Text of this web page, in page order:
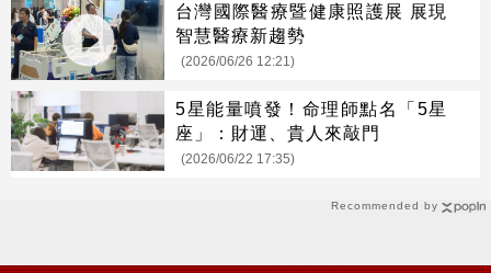
Recommended by
台灣國際醫療暨健康照護展 展現
智慧醫療新趨勢
(2026/06/26 12:21)
5星能量噴發！命理師點名「5星
座」：財運、貴人來敲門
(2026/06/22 17:35)